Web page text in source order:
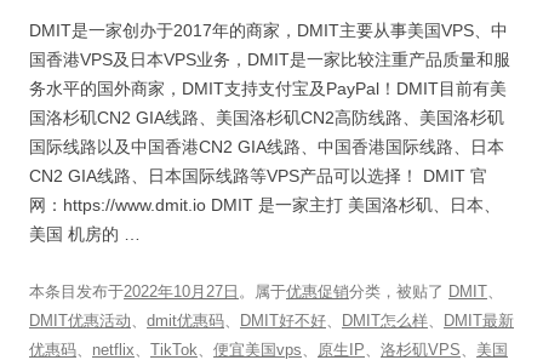
DMIT是一家创办于2017年的商家，DMIT主要从事美国VPS、中
国香港VPS及日本VPS业务，DMIT是一家比较注重产品质量和服
务水平的国外商家，DMIT支持支付宝及PayPal！DMIT目前有美
国洛杉矶CN2 GIA线路、美国洛杉矶CN2高防线路、美国洛杉矶
国际线路以及中国香港CN2 GIA线路、中国香港国际线路、日本
CN2 GIA线路、日本国际线路等VPS产品可以选择！ DMIT 官
网：https://www.dmit.io DMIT 是一家主打 美国洛杉矶、日本、
美国 机房的 …
本条目发布于2022年10月27日 。属于优惠促销分类，被贴了 DMIT、
DMIT优惠活动、 dmit优惠码、 DMIT好不好、 DMIT怎么样、
DMIT最新
优惠码、 netflix、 TikTok、 便宜美国vps、 原生IP、 洛杉矶VPS、 美国